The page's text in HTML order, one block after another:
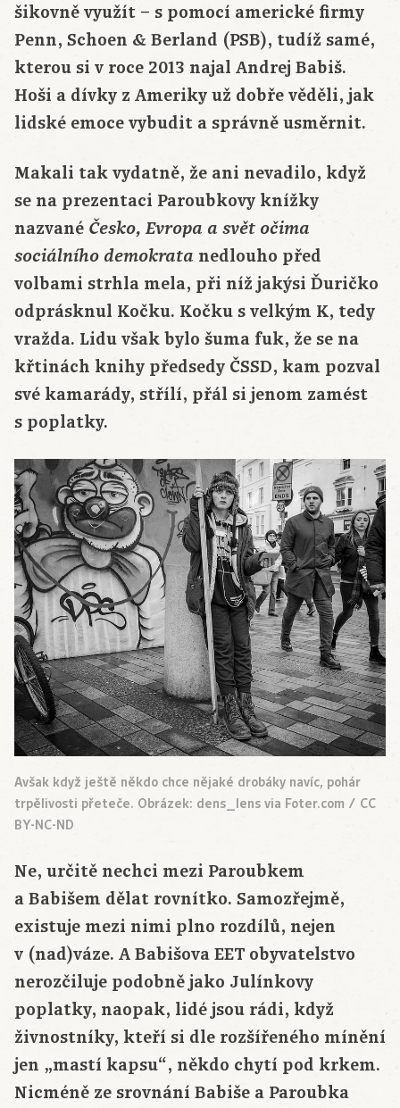
šikovně využít – s pomocí americké firmy
Penn, Schoen & Berland (PSB), tudíž samé,
kterou si v roce 2013 najal Andrej Babiš.
Hoši a dívky z Ameriky už dobře věděli, jak
lidské emoce vybudit a správně usměrnit.
Makali tak vydatně, že ani nevadilo, když
se na prezentaci Paroubkovy knížky
nazvané Česko, Evropa a svět očima
sociálního demokrata nedlouho před
volbami strhla mela, při níž jakýsi Ďuričko
odprásknul Kočku. Kočku s velkým K, tedy
vražda. Lidu však bylo šuma fuk, že se na
křtinách knihy předsedy ČSSD, kam pozval
své kamarády, střílí, přál si jenom zamést
s poplatky.
Avšak když ještě někdo chce nějaké drobáky navíc, pohár
trpělivosti přeteče. Obrázek: dens_lens via Foter.com / CC
BY-NC-ND
Ne, určitě nechci mezi Paroubkem
a Babišem dělat rovnítko. Samozřejmě,
existuje mezi nimi plno rozdílů, nejen
v (nad)váze. A Babišova EET obyvatelstvo
nerozčiluje podobně jako Julínkovy
poplatky, naopak, lidé jsou rádi, když
živnostníky, kteří si dle rozšířeného mínění
jen „mastí kapsu“, někdo chytí pod krkem.
Nicméně ze srovnání Babiše a Paroubka